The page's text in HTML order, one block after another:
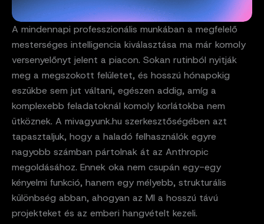
A mindennapi professzionális munkában a megfelelő
mesterséges intelligencia kiválasztása ma már komoly
versenyelőnyt jelent a piacon. Sokan rutinból nyitják
meg a megszokott felületet, és hosszú hónapokig
eszükbe sem jut váltani, egészen addig, amíg a
komplexebb feladatoknál komoly korlátokba nem
ütköznek. A mivagyunk.hu szerkesztőségében azt
tapasztaljuk, hogy a haladó felhasználók egyre
nagyobb számban pártolnak át az Anthropic
megoldásához. Ennek oka nem csupán egy-egy
kényelmi funkció, hanem egy mélyebb, strukturális
különbség abban, ahogyan az MI a hosszú távú
projekteket és az emberi hangvételt kezeli.